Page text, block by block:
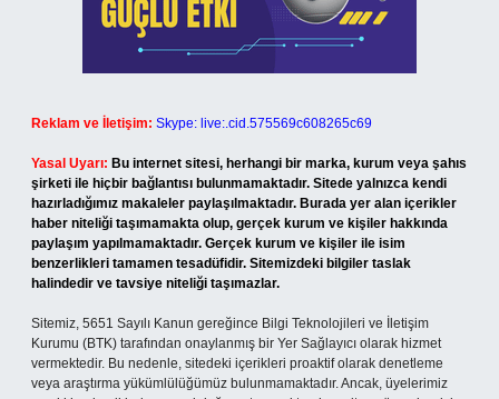
Reklam ve İletişim: Skype: live:.cid.575569c608265c69
Yasal Uyarı: Bu internet sitesi, herhangi bir marka, kurum veya şahıs
şirketi ile hiçbir bağlantısı bulunmamaktadır. Sitede yalnızca kendi
hazırladığımız makaleler paylaşılmaktadır. Burada yer alan içerikler
haber niteliği taşımamakta olup, gerçek kurum ve kişiler hakkında
paylaşım yapılmamaktadır. Gerçek kurum ve kişiler ile isim
benzerlikleri tamamen tesadüfidir. Sitemizdeki bilgiler taslak
halindedir ve tavsiye niteliği taşımazlar.
Sitemiz, 5651 Sayılı Kanun gereğince Bilgi Teknolojileri ve İletişim
Kurumu (BTK) tarafından onaylanmış bir Yer Sağlayıcı olarak hizmet
vermektedir. Bu nedenle, sitedeki içerikleri proaktif olarak denetleme
veya araştırma yükümlülüğümüz bulunmamaktadır. Ancak, üyelerimiz